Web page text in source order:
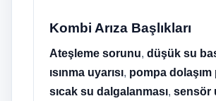
Kombi Arıza Başlıkları
Ateşleme sorunu, düşük su
ısınma uyarısı, pompa
sıcak su dalgalanması, sensör